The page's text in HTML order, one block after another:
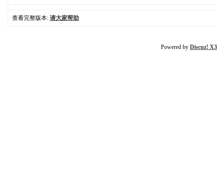
查看完整版本: 请大家帮助
Powered by Discuz!